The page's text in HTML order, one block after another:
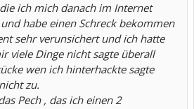
ich mich danach im Internet
habe einen Schreck bekommen
sehr verunsichert und ich hatte
viele Dinge nicht sagte überall
wen ich hinterhackte sagte
zu.
Pech , das ich einen 2